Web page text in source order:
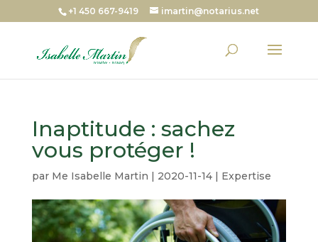
+1 450 667-9419 imartin@notarius.net
Inaptitude : sachez
vous protéger !
par Me Isabelle Martin | 2020-11-14| Expertise